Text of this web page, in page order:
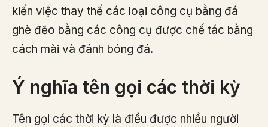
kiến việc thay thế các loại công cụ bằng đá
ghè đẽo bằng các công cụ được chế tác bằng
cách mài và đánh bóng đá.
Ý nghĩa tên gọi các thời kỳ
Tên gọi các thời kỳ là điều được nhiều người